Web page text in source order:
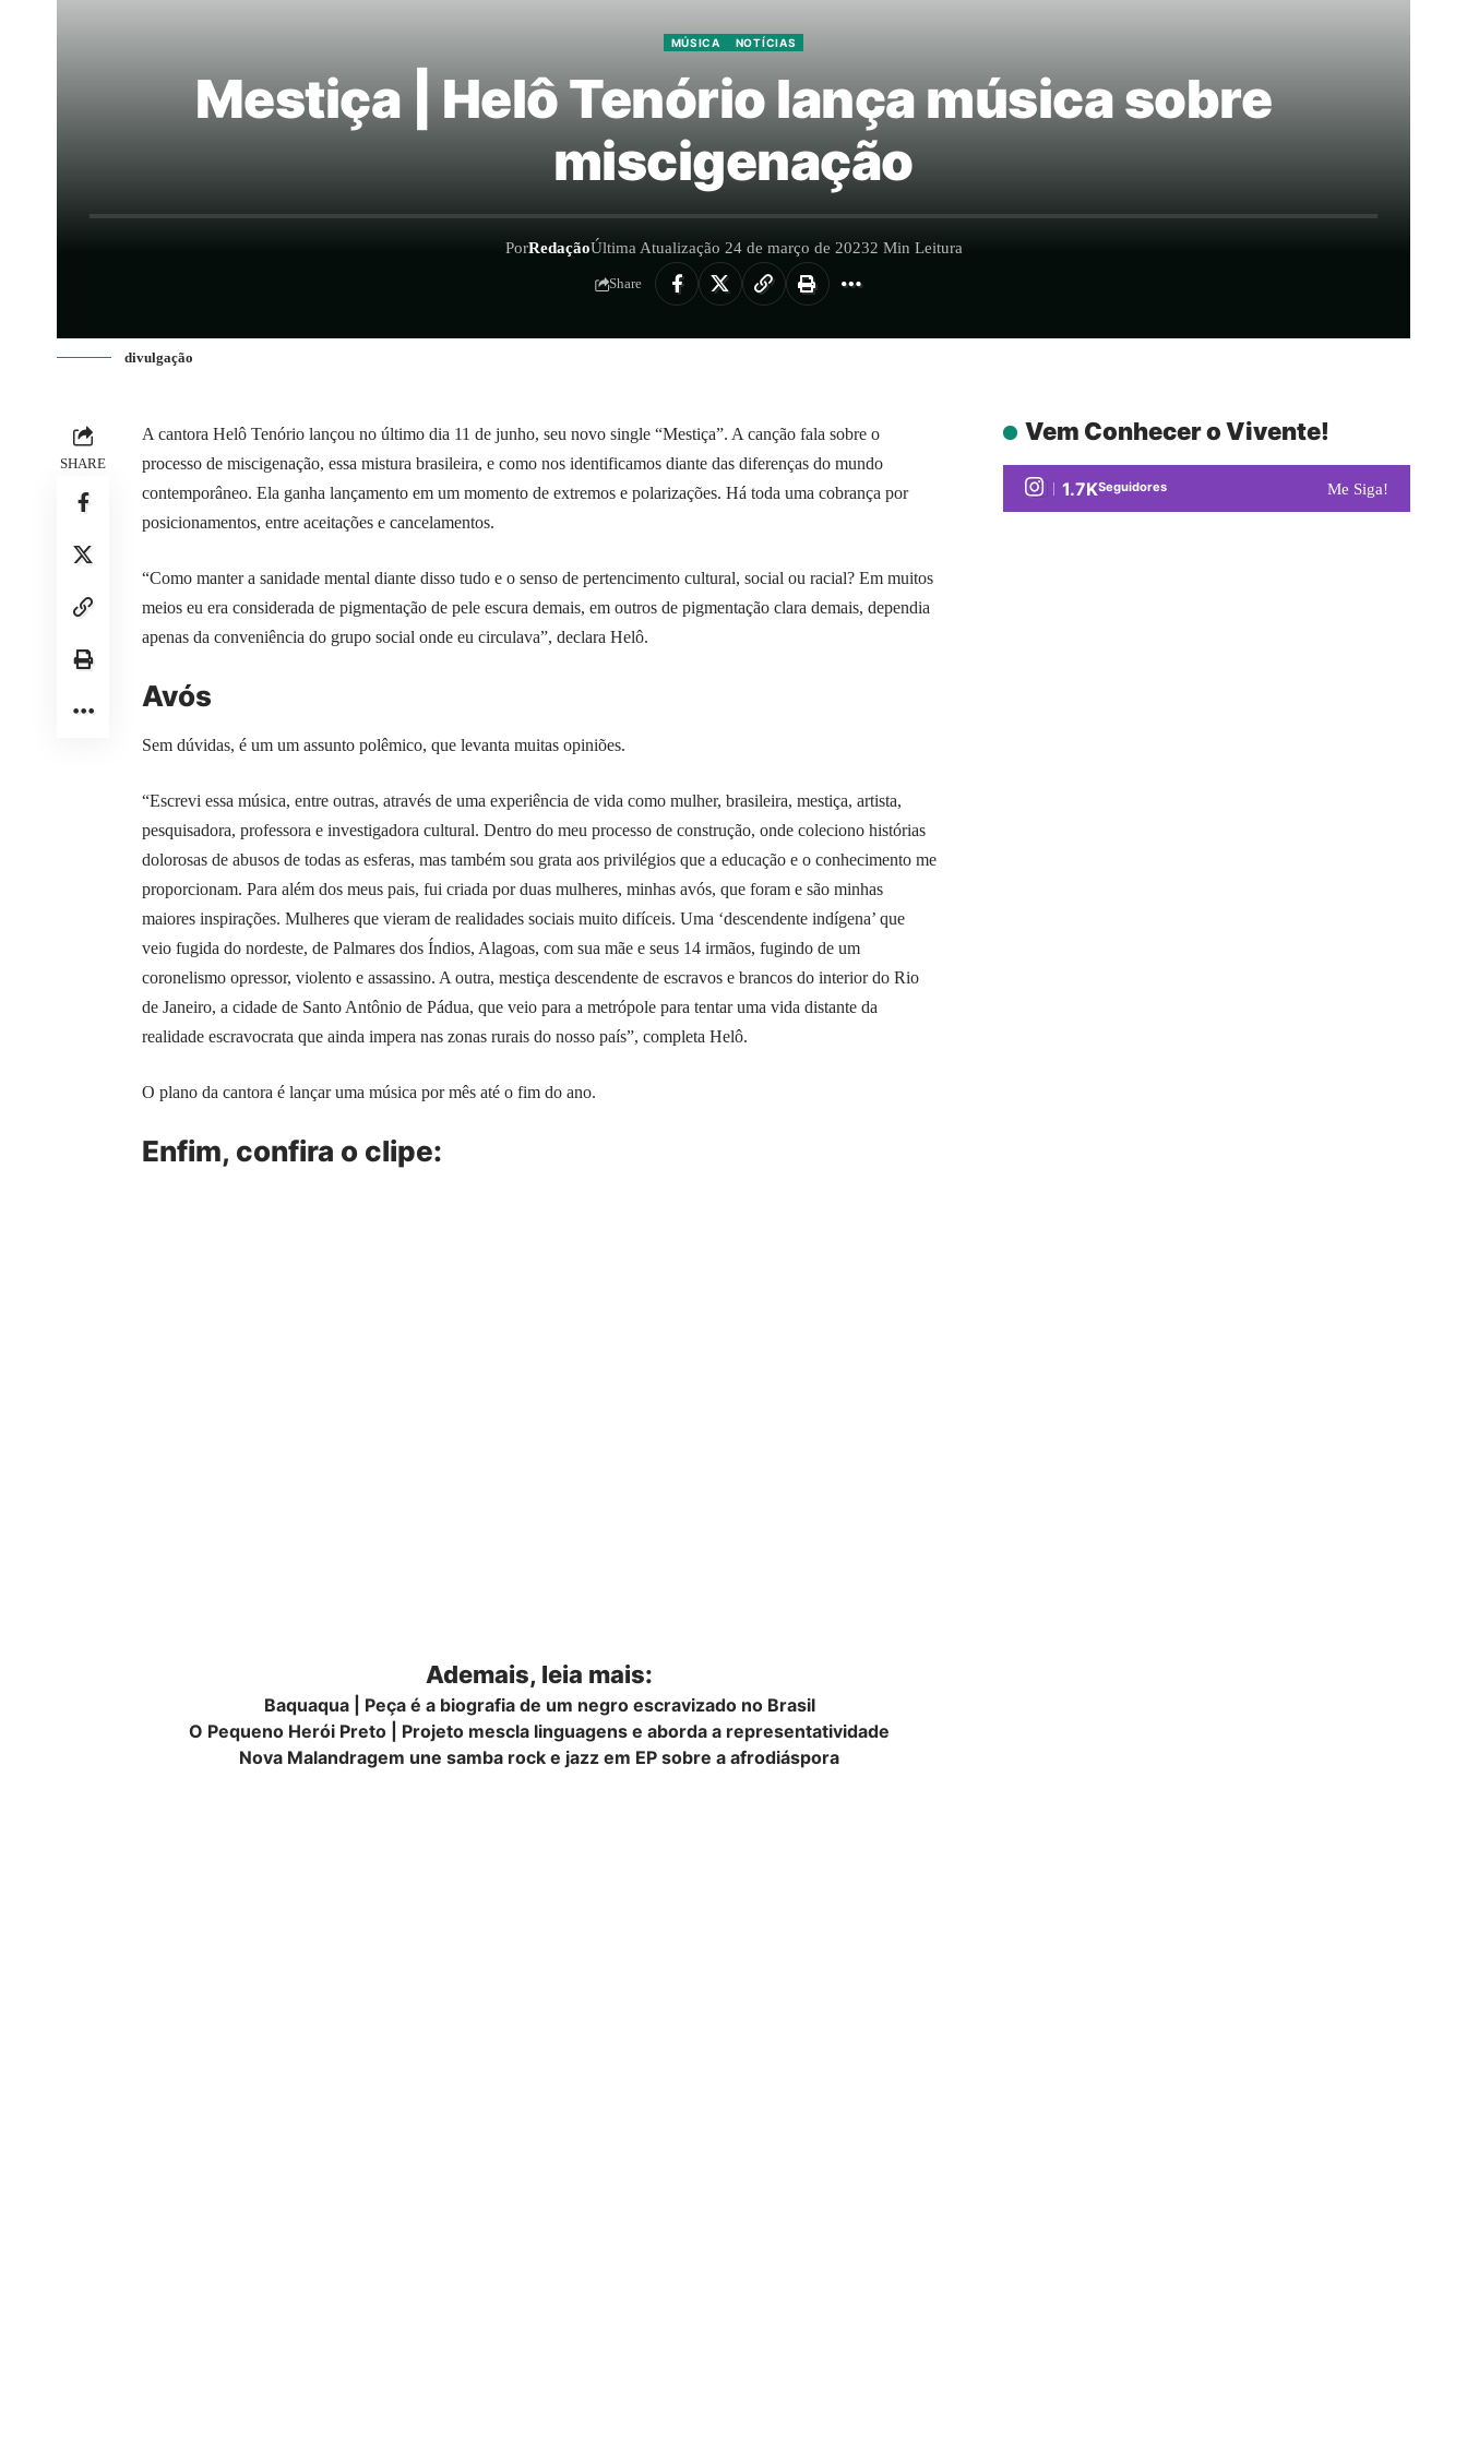
MÚSICA NOTÍCIAS
Mestiça | Helô Tenório lança música sobre
miscigenação
PorRedaçãoÚltima Atualização 24 de março de 20232 Min Leitura
Share
divulgação
SHARE
A cantora Helô Tenório lançou no último dia 11 de junho, seu novo single “Mestiça”. A canção fala sobre o
processo de miscigenação, essa mistura brasileira, e como nos identificamos diante das diferenças do mundo
contemporâneo. Ela ganha lançamento em um momento de extremos e polarizações. Há toda uma cobrança por
posicionamentos, entre aceitações e cancelamentos.
“Como manter a sanidade mental diante disso tudo e o senso de pertencimento cultural, social ou racial? Em muitos
meios eu era considerada de pigmentação de pele escura demais, em outros de pigmentação clara demais, dependia
apenas da conveniência do grupo social onde eu circulava”, declara Helô.
Avós
Sem dúvidas, é um um assunto polêmico, que levanta muitas opiniões.
“Escrevi essa música, entre outras, através de uma experiência de vida como mulher, brasileira, mestiça, artista,
pesquisadora, professora e investigadora cultural. Dentro do meu processo de construção, onde coleciono histórias
dolorosas de abusos de todas as esferas, mas também sou grata aos privilégios que a educação e o conhecimento me
proporcionam. Para além dos meus pais, fui criada por duas mulheres, minhas avós, que foram e são minhas
maiores inspirações. Mulheres que vieram de realidades sociais muito difíceis. Uma ‘descendente indígena’ que
veio fugida do nordeste, de Palmares dos Índios, Alagoas, com sua mãe e seus 14 irmãos, fugindo de um
coronelismo opressor, violento e assassino. A outra, mestiça descendente de escravos e brancos do interior do Rio
de Janeiro, a cidade de Santo Antônio de Pádua, que veio para a metrópole para tentar uma vida distante da
realidade escravocrata que ainda impera nas zonas rurais do nosso país”, completa Helô.
O plano da cantora é lançar uma música por mês até o fim do ano.
Enfim, confira o clipe:
Ademais, leia mais:
Baquaqua | Peça é a biografia de um negro escravizado no Brasil
O Pequeno Herói Preto | Projeto mescla linguagens e aborda a representatividade
Nova Malandragem une samba rock e jazz em EP sobre a afrodiáspora
Vem Conhecer o Vivente!
1.7KSeguidores Me Siga!